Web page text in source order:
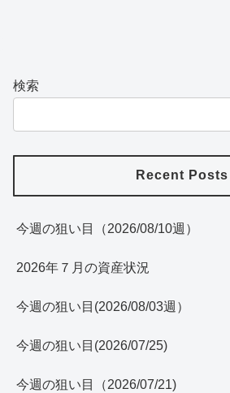
検索
Recent Posts
今週の狙い目（2026/08/10週）
2026年７月の資産状況
今週の狙い目(2026/08/03週）
今週の狙い目(2026/07/25)
今週の狙い目（2026/07/21)